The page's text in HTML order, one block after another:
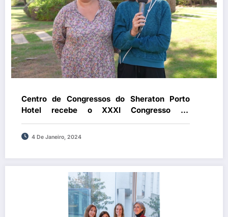
Centro de Congressos do Sheraton Porto
Hotel recebe o XXXI Congresso de
Pneumologia do Norte de 7 a 9 de março
4 De Janeiro, 2024